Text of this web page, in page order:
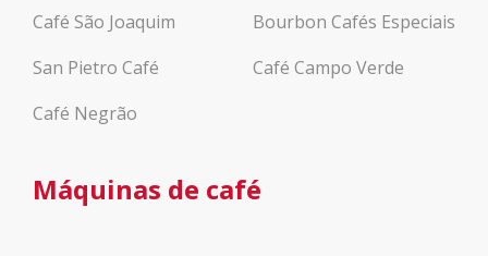
Café São Joaquim
San Pietro Café
Café Negrão
Bourbon Cafés Especiais
Café Campo Verde
Máquinas de café